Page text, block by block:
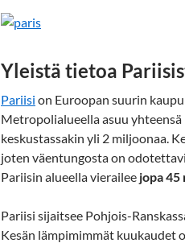
Yleistä tietoa
Pariisi on Euroopan suurin
Metropolialueella asuu
keskustassakin yli 2 miljoonaa.
joten väentungosta on
Pariisin alueella vierailee jopa 45
Pariisi sijaitsee Pohjois-
Kesän lämpimimmät kuukaudet